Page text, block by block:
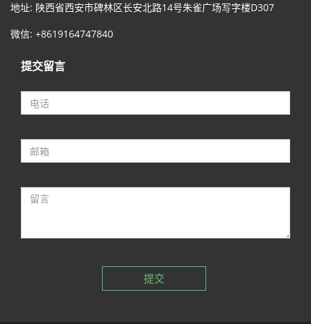
地址: 陕西省西安市碑林区长安北路14号朱雀广场写字楼D307
微信: +8619164747840
提交留言
提交